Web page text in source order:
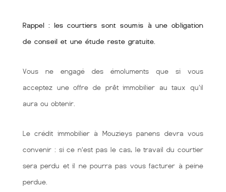
Rappel : les courtiers sont soumis à une obligation
de conseil et une étude reste gratuite.
Vous ne engagé des émoluments que si vous
acceptez une offre de prêt immobilier au taux qu'il
aura ou obtenir.
Le crédit immobilier à Mouzieys panens devra vous
convenir : si ce n’est pas le cas, le travail du courtier
sera perdu et il ne pourra pas vous facturer à peine
perdue.